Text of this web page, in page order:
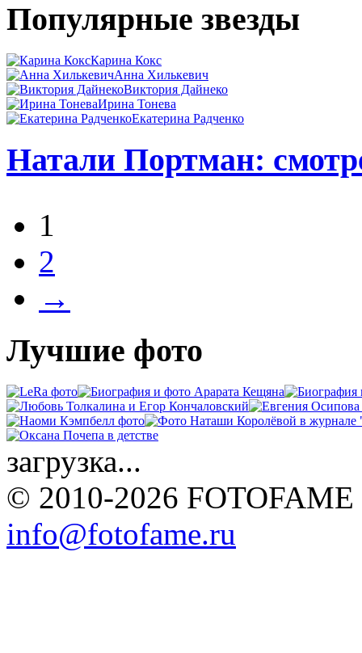
Популярные звезды
Карина Кокс
Анна Хилькевич
Виктория Дайнеко
Ирина Тонева
Екатерина Радченко
Натали Портман:
1
2
→
Лучшие фото
загрузка...
© 2010-2026 FOTOFAME
info@fotofame.ru